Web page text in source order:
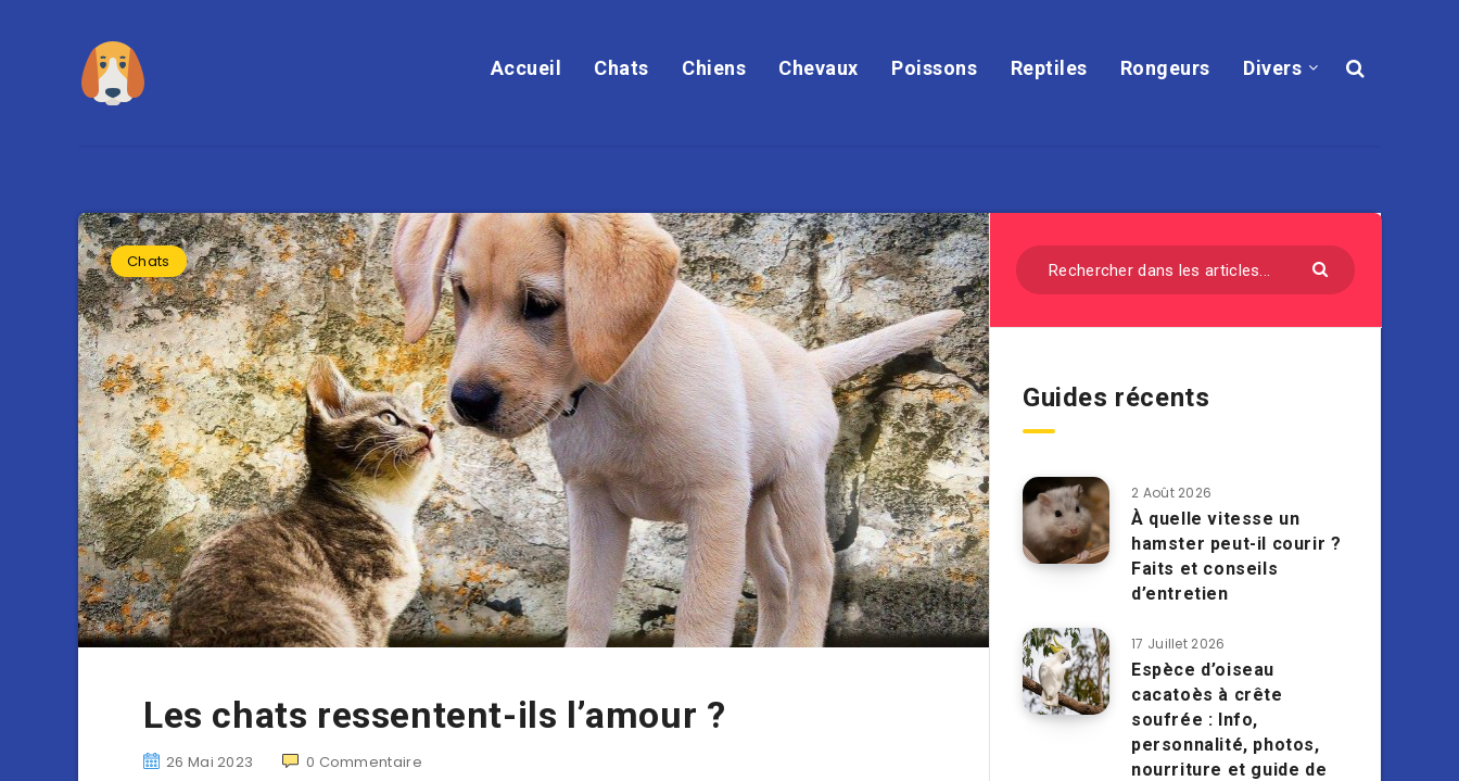
Accueil Chats Chiens Chevaux Poissons Reptiles Rongeurs Divers
Chats
Les chats ressentent-ils l’amour ?
26 Mai 2023 0 Commentaire
Guides récents
2 Août 2026
À quelle vitesse un
hamster peut-il courir ?
Faits et conseils
d’entretien
17 Juillet 2026
Espèce d’oiseau
cacatoès à crête
soufrée : Info,
personnalité, photos,
nourriture et guide de